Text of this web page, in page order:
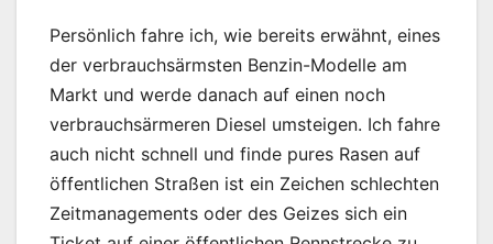
Persönlich fahre ich, wie bereits erwähnt, eines
der verbrauchsärmsten Benzin-Modelle am
Markt und werde danach auf einen noch
verbrauchsärmeren Diesel umsteigen. Ich fahre
auch nicht schnell und finde pures Rasen auf
öffentlichen Straßen ist ein Zeichen schlechten
Zeitmanagements oder des Geizes sich ein